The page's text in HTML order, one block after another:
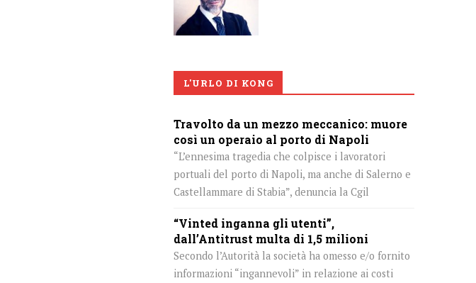
L'URLO DI KONG
Travolto da un mezzo meccanico: muore
così un operaio al porto di Napoli
“L’ennesima tragedia che colpisce i lavoratori
portuali del porto di Napoli, ma anche di Salerno e
Castellammare di Stabia”, denuncia la Cgil
“Vinted inganna gli utenti”,
dall’Antitrust multa di 1,5 milioni
Secondo l’Autorità la società ha omesso e/o fornito
informazioni “ingannevoli” in relazione ai costi